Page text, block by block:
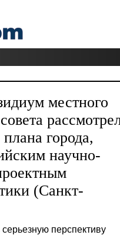
местного
города,
научно-
(Санкт-
перспективу